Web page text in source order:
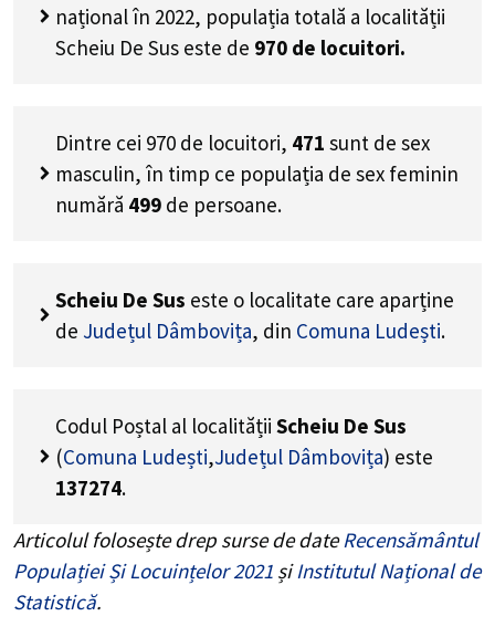
național în 2022, populația totală a localității
Scheiu De Sus este de 970 de locuitori.
Dintre cei 970 de locuitori, 471 sunt de sex
masculin, în timp ce populația de sex feminin
numără 499 de persoane.
Scheiu De Sus este o localitate care aparține
de Județul Dâmbovița, din Comuna Ludești.
Codul Poștal al localității Scheiu De Sus
(Comuna Ludești,Județul Dâmbovița) este
137274.
Articolul folosește drep surse de dateRecensământul
Populației Și Locuințelor 2021 șiInstitutul Național de
Statistică.